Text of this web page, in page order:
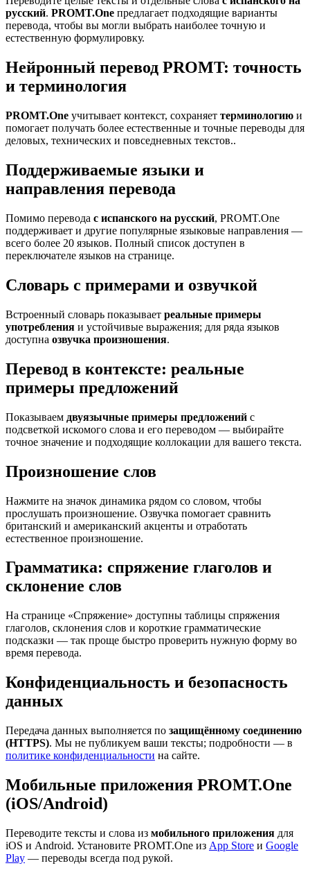
русский. PROMT.One предлагает подходящие варианты
перевода, чтобы вы могли выбрать наиболее точную и
естественную формулировку.
Нейронный перевод PROMT: точность
и терминология
PROMT.One учитывает контекст, сохраняет терминологию и
помогает получать более естественные и точные переводы для
деловых, технических и повседневных текстов..
Поддерживаемые языки и
направления перевода
Помимо перевода с испанского на русский, PROMT.One
поддерживает и другие популярные языковые направления —
всего более 20 языков. Полный список доступен в
переключателе языков на странице.
Словарь с примерами и озвучкой
Встроенный словарь показывает реальные примеры
употребления и устойчивые выражения; для ряда языков
доступна озвучка произношения.
Перевод в контексте: реальные
примеры предложений
Показываем двуязычные примеры предложений с
подсветкой искомого слова и его переводом — выбирайте
точное значение и подходящие коллокации для вашего текста.
Произношение слов
Нажмите на значок динамика рядом со словом, чтобы
прослушать произношение. Озвучка помогает сравнить
британский и американский акценты и отработать
естественное произношение.
Грамматика: спряжение глаголов и
склонение слов
На странице «Спряжение» доступны таблицы спряжения
глаголов, склонения слов и короткие грамматические
подсказки — так проще быстро проверить нужную форму во
время перевода.
Конфиденциальность и безопасность
данных
Передача данных выполняется по защищённому соединению
(HTTPS). Мы не публикуем ваши тексты; подробности — в
политике конфиденциальности на сайте.
Мобильные приложения PROMT.One
(iOS/Android)
Переводите тексты и слова из мобильного приложения для
iOS и Android. Установите PROMT.One из App Store и Google
Play — переводы всегда под рукой.